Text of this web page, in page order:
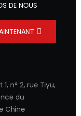
DE NOUS
1, n° 2, rue Tiyu,
du
Chine